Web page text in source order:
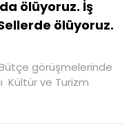
ölüyoruz. İş
ölüyoruz.
görüşmelerinde
Kültür ve Turizm